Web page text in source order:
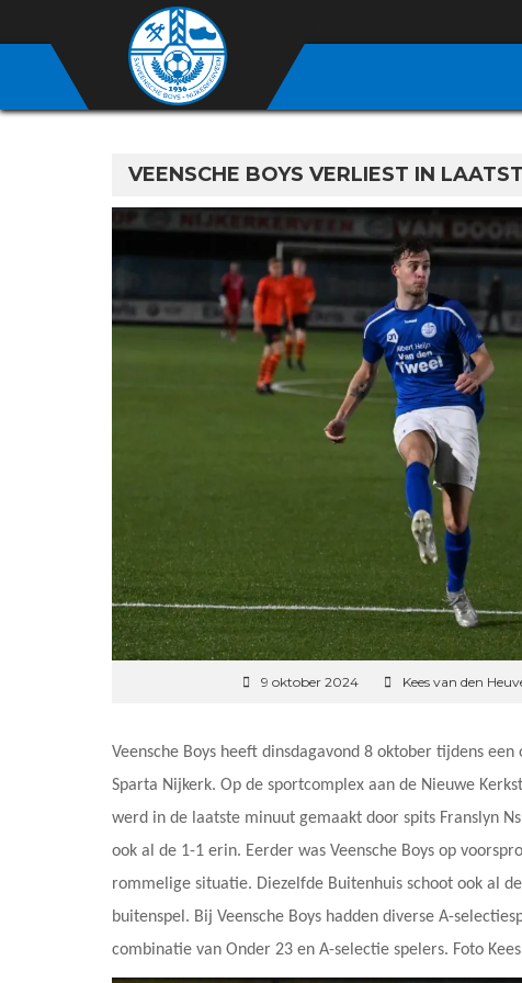
VEENSCHE BOYS VERLIEST IN
9 oktober 2024 Kees van den
Veensche Boys heeft dinsdagavond 8 oktober tijdens
Sparta Nijkerk. Op de sportcomplex aan de Nieuwe
werd in de laatste minuut gemaakt door spits Franslyn
ook al de 1-1 erin. Eerder was Veensche Boys op
rommelige situatie. Diezelfde Buitenhuis schoot ook al
buitenspel. Bij Veensche Boys hadden diverse A-
combinatie van Onder 23 en A-selectie spelers. Foto